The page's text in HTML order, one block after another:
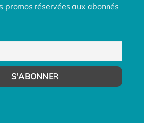
promos réservées aux abonnés